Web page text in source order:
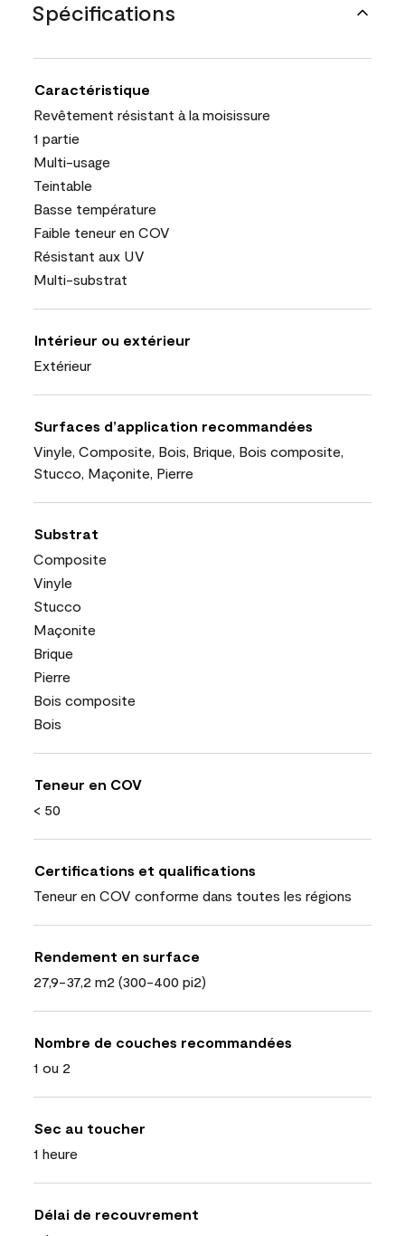
Spécifications
Caractéristique
Revêtement résistant à la moisissure
1 partie
Multi-usage
Teintable
Basse température
Faible teneur en COV
Résistant aux UV
Multi-substrat
Intérieur ou extérieur
Extérieur
Surfaces d’application recommandées
Vinyle, Composite, Bois, Brique, Bois composite,
Stucco, Maçonite, Pierre
Substrat
Composite
Vinyle
Stucco
Maçonite
Brique
Pierre
Bois composite
Bois
Teneur en COV
< 50
Certifications et qualifications
Teneur en COV conforme dans toutes les régions
Rendement en surface
27,9-37,2 m2 (300-400 pi2)
Nombre de couches recommandées
1 ou 2
Sec au toucher
1 heure
Délai de recouvrement